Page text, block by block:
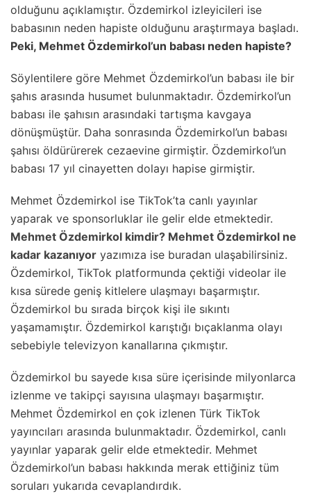
olduğunu açıklamıştır. Özdemirkol izleyicileri ise
babasının neden hapiste olduğunu araştırmaya başladı.
Peki, Mehmet Özdemirkol’un babası neden hapiste?
Söylentilere göre Mehmet Özdemirkol’un babası ile bir
şahıs arasında husumet bulunmaktadır. Özdemirkol’un
babası ile şahısın arasındaki tartışma kavgaya
dönüşmüştür. Daha sonrasında Özdemirkol’un babası
şahısı öldürürerek cezaevine girmiştir. Özdemirkol’un
babası 17 yıl cinayetten dolayı hapise girmiştir.
Mehmet Özdemirkol ise TikTok’ta canlı yayınlar
yaparak ve sponsorluklar ile gelir elde etmektedir.
Mehmet Özdemirkol kimdir? Mehmet Özdemirkol ne
kadar kazanıyor yazımıza ise buradan ulaşabilirsiniz.
Özdemirkol, TikTok platformunda çektiği videolar ile
kısa sürede geniş kitlelere ulaşmayı başarmıştır.
Özdemirkol bu sırada birçok kişi ile sıkıntı
yaşamamıştır. Özdemirkol karıştığı bıçaklanma olayı
sebebiyle televizyon kanallarına çıkmıştır.
Özdemirkol bu sayede kısa süre içerisinde milyonlarca
izlenme ve takipçi sayısına ulaşmayı başarmıştır.
Mehmet Özdemirkol en çok izlenen Türk TikTok
yayıncıları arasında bulunmaktadır. Özdemirkol, canlı
yayınlar yaparak gelir elde etmektedir. Mehmet
Özdemirkol’un babası hakkında merak ettiğiniz tüm
soruları yukarıda cevaplandırdık.